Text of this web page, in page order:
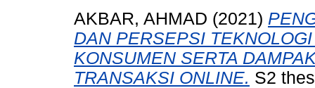
AKBAR, AHMAD (2021)
DAN PERSEPSI
KONSUMEN SERTA
TRANSAKSI ONLINE. S2